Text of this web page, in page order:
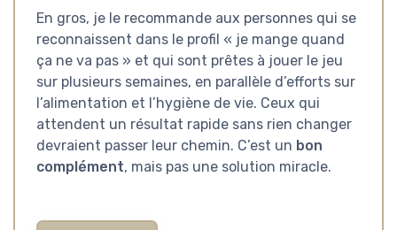
En gros, je le recommande aux personnes qui se
reconnaissent dans le profil « je mange quand
ça ne va pas » et qui sont prêtes à jouer le jeu
sur plusieurs semaines, en parallèle d’efforts sur
l’alimentation et l’hygiène de vie. Ceux qui
attendent un résultat rapide sans rien changer
devraient passer leur chemin. C’est un bon
complément, mais pas une solution miracle.